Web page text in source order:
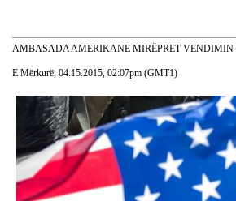
AMBASADA AMERIKANE MIRËPRET VENDIMIN
E Mërkurë, 04.15.2015, 02:07pm (GMT1)